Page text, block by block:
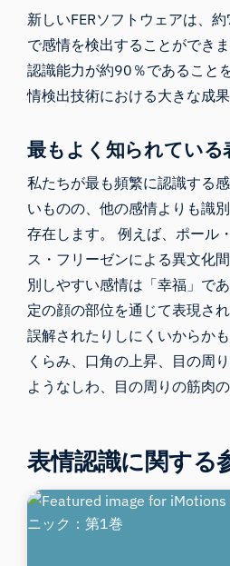
新しいFERソフトウェアは、
で感情を検出することができ
認識能力が約90％であること
情検出技術における大きな成
最もよく知られている
私たちが最も頻繁に認識する
いものの、他の感情よりも識
存在します。 例えば、ポール
ス・フリーゼンによる異文化
別しやすい感情は「幸福」で
定の顔の部位を通じて表現さ
誤解されたりしにくいからか
くらみ、口角の上昇、目の周
ようなしわ、目の周りの筋肉
表情認識に関する